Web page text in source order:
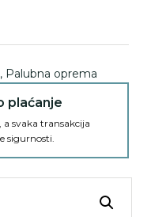
, Palubna oprema
plaćanje
a svaka transakcija
sigurnosti.